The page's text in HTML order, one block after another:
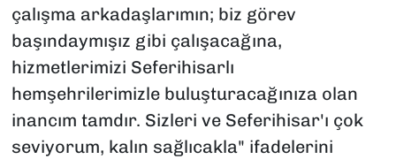
çalışma arkadaşlarımın; biz görev
başındaymışız gibi çalışacağına,
hizmetlerimizi Seferihisarlı
hemşehrilerimizle buluşturacağınıza olan
inancım tamdır. Sizleri ve Seferihisar'ı çok
seviyorum, kalın sağlıcakla" ifadelerini